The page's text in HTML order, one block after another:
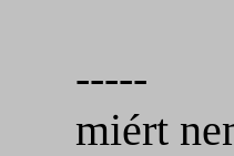
-----
miért